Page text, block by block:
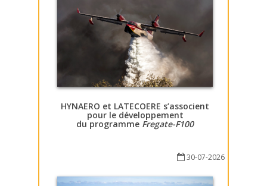
HYNAERO et LATECOERE s’associent
pour le développement
du programme Fregate-F100
30-07-2026